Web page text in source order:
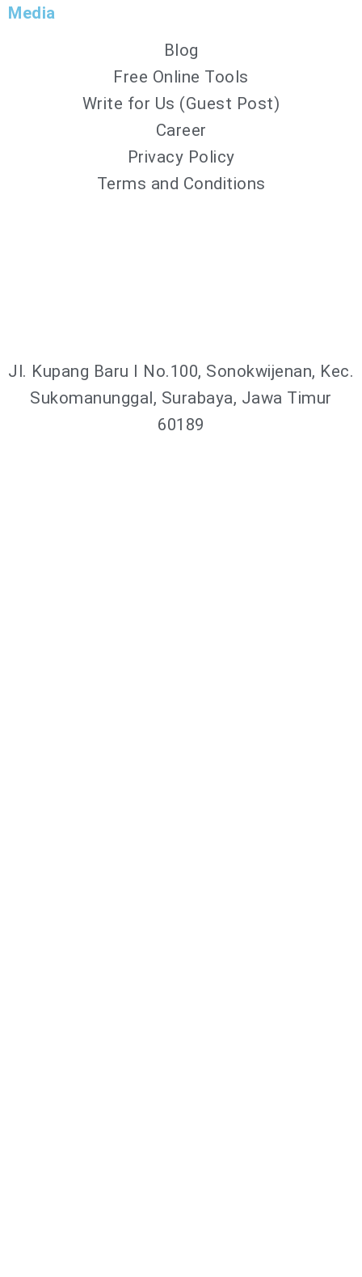
Media
Blog
Free Online Tools
Write for Us (Guest Post)
Career
Privacy Policy
Terms and Conditions
Jl. Kupang Baru I No.100, Sonokwijenan, Kec.
Sukomanunggal, Surabaya, Jawa Timur
60189